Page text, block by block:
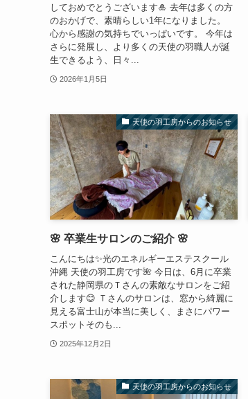
しておめでとうございます🎍 去年は多くの方
のおかげで、素晴らしい1年になりました。
心から感謝の気持ちでいっぱいです。 今年は
さらに発展し、より多くの天使の羽職人が誕
生できるよう、日々...
2026年1月5日
天使の羽工房からのお知らせ
🌸 卒業生サロンのご紹介 🌸
こんにちは✨光のエネルギーエステスクール
沖縄 天使の羽工房です🌺 今日は、6月に卒業
された静岡県のＴさんの素敵なサロンをご紹
介します😊 Ｔさんのサロンは、窓から綺麗に
見える富士山が本当に美しく、まさにパワー
スポットそのも...
2025年12月2日
天使の羽工房からのお知らせ